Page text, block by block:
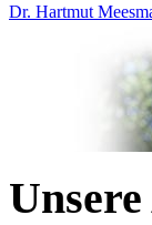
Dr. Hartmut